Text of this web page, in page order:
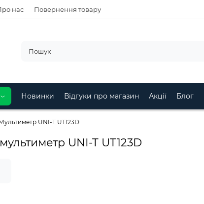
нас Повернення товару
Новинки Відгуки про магазин Акції Блог
UNI-T UT123D
UNI-T UT123D